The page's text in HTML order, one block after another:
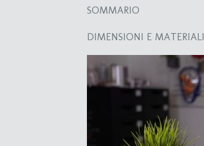
SOMMARIO
DIMENSIONI E MATERIALI